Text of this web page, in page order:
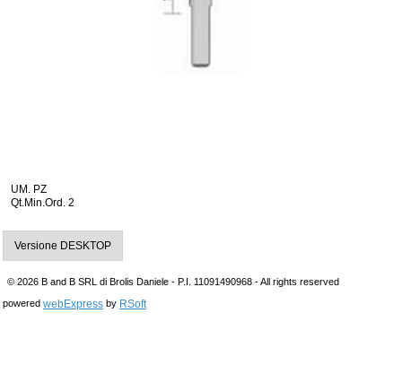
UM. PZ
Qt.Min.Ord. 2
Versione DESKTOP
© 2026 B and B SRL di Brolis Daniele - P.I. 11091490968 - All rights reserved
powered webExpress by RSoft